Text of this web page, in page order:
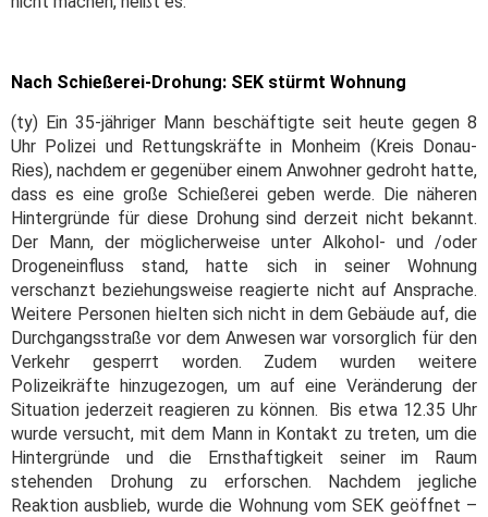
Nach Schießerei-Drohung: SEK stürmt Wohnung
(ty) Ein 35-jähriger Mann beschäftigte seit heute gegen 8
Uhr Polizei und Rettungskräfte in Monheim (Kreis Donau-
Ries), nachdem er gegenüber einem Anwohner gedroht hatte,
dass es eine große Schießerei geben werde. Die näheren
Hintergründe für diese Drohung sind derzeit nicht bekannt.
Der Mann, der möglicherweise unter Alkohol- und /oder
Drogeneinfluss stand, hatte sich in seiner Wohnung
verschanzt beziehungsweise reagierte nicht auf Ansprache.
Weitere Personen hielten sich nicht in dem Gebäude auf, die
Durchgangsstraße vor dem Anwesen war vorsorglich für den
Verkehr gesperrt worden. Zudem wurden weitere
Polizeikräfte hinzugezogen, um auf eine Veränderung der
Situation jederzeit reagieren zu können. Bis etwa 12.35 Uhr
wurde versucht, mit dem Mann in Kontakt zu treten, um die
Hintergründe und die Ernsthaftigkeit seiner im Raum
stehenden Drohung zu erforschen. Nachdem jegliche
Reaktion ausblieb, wurde die Wohnung vom SEK geöffnet –